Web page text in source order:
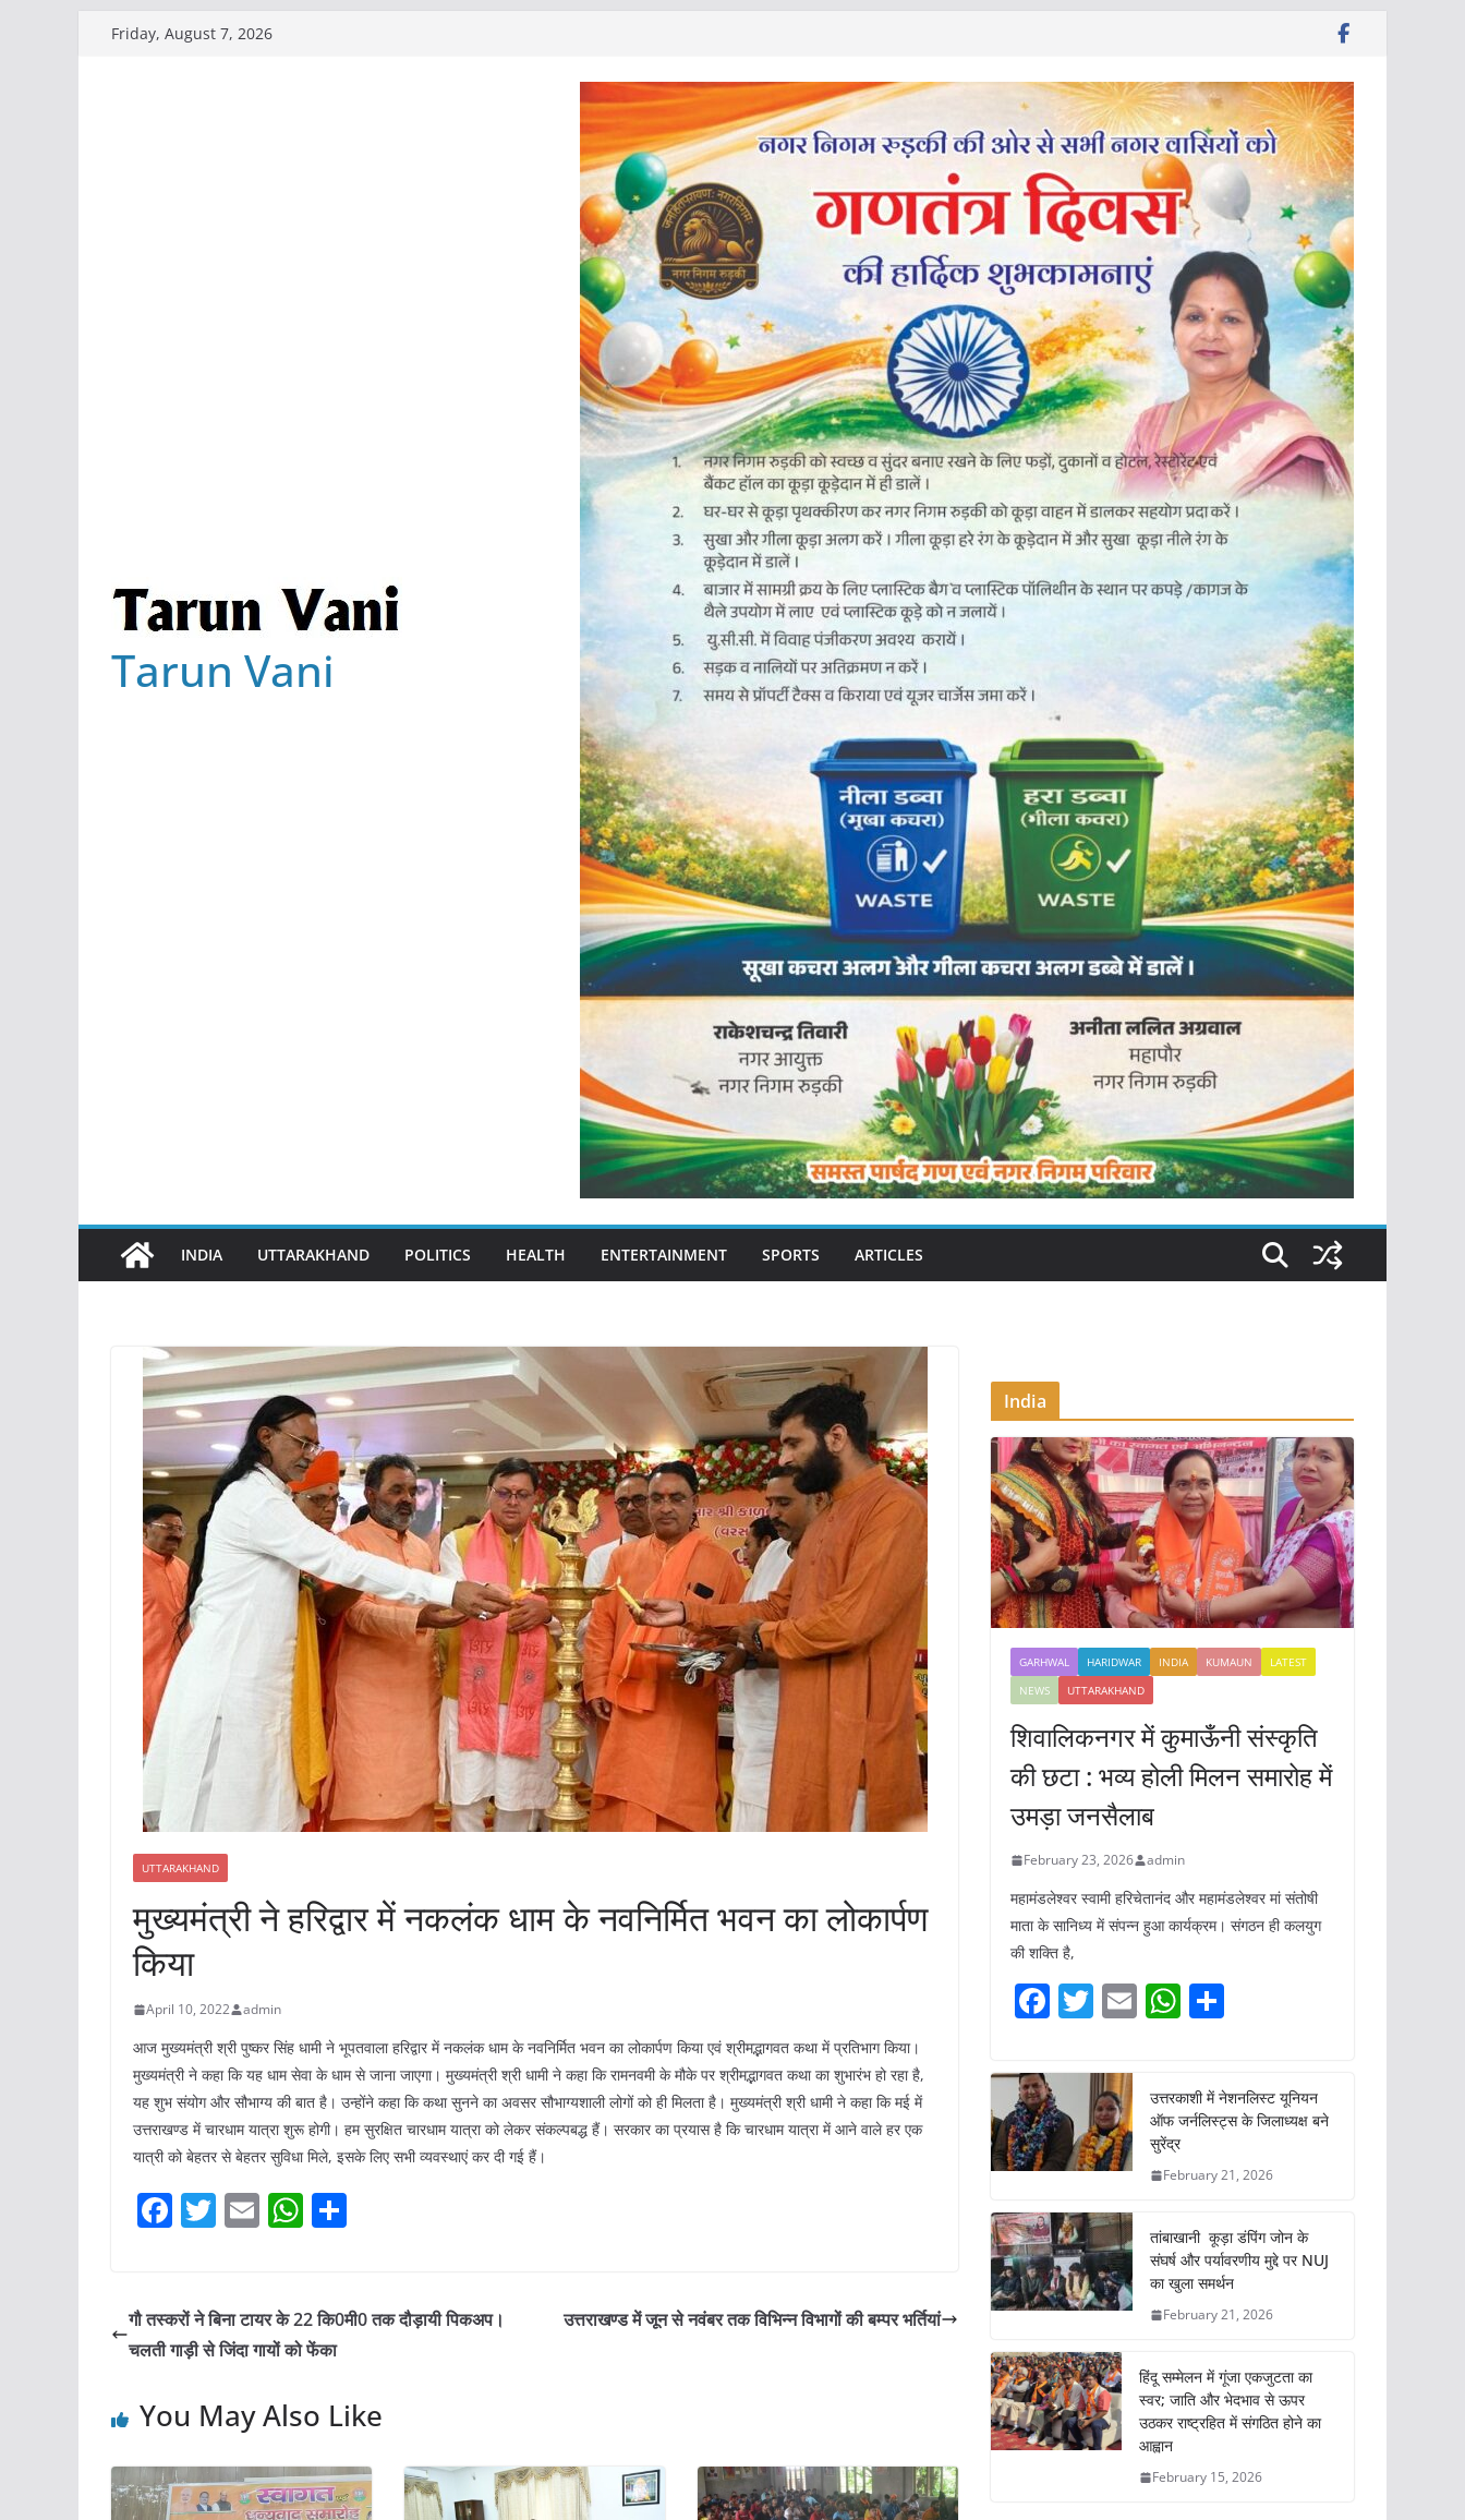
Friday, August 7, 2026
Tarun Vani
INDIA UTTARAKHAND POLITICS HEALTH ENTERTAINMENT SPORTS ARTICLES
UTTARAKHAND
मुख्यमंत्री ने हरिद्वार में नकलंक धाम के नवनिर्मित भवन का लोकार्पण
किया
April 10, 2022 admin
आज मुख्यमंत्री श्री पुष्कर सिंह धामी ने भूपतवाला हरिद्वार में नकलंक धाम के नवनिर्मित भवन का लोकार्पण किया एवं श्रीमद्भागवत कथा में प्रतिभाग किया।
मुख्यमंत्री ने कहा कि यह धाम सेवा के धाम से जाना जाएगा। मुख्यमंत्री श्री धामी ने कहा कि रामनवमी के मौके पर श्रीमद्भागवत कथा का शुभारंभ हो रहा है,
यह शुभ संयोग और सौभाग्य की बात है। उन्होंने कहा कि कथा सुनने का अवसर सौभाग्यशाली लोगों को ही मिलता है। मुख्यमंत्री श्री धामी ने कहा कि मई में
उत्तराखण्ड में चारधाम यात्रा शुरू होगी। हम सुरक्षित चारधाम यात्रा को लेकर संकल्पबद्ध हैं। सरकार का प्रयास है कि चारधाम यात्रा में आने वाले हर एक
यात्री को बेहतर से बेहतर सुविधा मिले, इसके लिए सभी व्यवस्थाएं कर दी गई हैं।
F
e
b
o
k
T
er
E
l
W
s
A
p
e
गौ तस्करों ने बिना टायर के 22 कि0मी0 तक दौड़ायी पिकअप।
चलती गाड़ी से जिंदा गायों को फेंका
उत्तराखण्ड में जून से नवंबर तक विभिन्न विभागों की बम्पर भर्तियां
You May Also Like
India
GARHWAL HARIDWAR INDIA KUMAUN
LATEST
NEWS
UTTARAKHAND
शिवालिकनगर में कुमाऊँनी संस्कृति
की छटा : भव्य होली मिलन समारोह में
उमड़ा जनसैलाब
February 23, 2026 admin
महामंडलेश्वर स्वामी हरिचेतानंद और महामंडलेश्वर मां संतोषी
माता के सानिध्य में संपन्न हुआ कार्यक्रम। संगठन ही कलयुग
की शक्ति है,
F
c
e
b
o
o
k
T
itt
er
E W
s
A
p
e
उत्तरकाशी में नेशनलिस्ट यूनियन
ऑफ जर्नलिस्ट्स के जिलाध्यक्ष बने
सुरेंद्र
February 21, 2026
तांबाखानी कूड़ा डंपिंग जोन के
संघर्ष और पर्यावरणीय मुद्दे पर NUJ
का खुला समर्थन
February 21, 2026
हिंदू सम्मेलन में गूंजा एकजुटता का
स्वर; जाति और भेदभाव से ऊपर
उठकर राष्ट्रहित में संगठित होने का
आह्वान
February 15, 2026